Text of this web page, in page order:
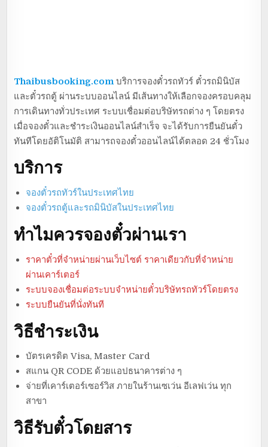
Thaibusbooking.com บริการจองตั๋วรถทัวร์ ตั๋วรถมินิบัส
และตั๋วรถตู้ ผ่านระบบออนไลน์ มีเส้นทางให้เลือกจองครอบคลุม
การเดินทางทั่วประเทศ ระบบเชื่อมต่อบริษัทรถต่าง ๆ โดยตรง
เมื่อจองตั๋วและชำระเงินออนไลน์สำเร็จ จะได้รับการยืนยันตั๋ว
ทันทีโดยอัติโนมัติ สามารถจองตั๋วออนไลน์ได้ตลอด 24 ชั่วโมง
บริการ
จองตั๋วรถทัวร์ในประเทศไทย
จองตั๋วรถตู้และรถมินิบัสในประเทศไทย
ทำไมควรจองตั๋วผ่านเรา
ราคาตั๋วที่จำหน่ายผ่านเว็บไซต์ ราคาเดียวกับที่จำหน่าย
ผ่านเคาร์เตอร์
ระบบจองเชื่อมต่อระบบจำหน่ายตั๋วบริษัทรถทัวร์โดยตรง
ระบบยืนยันที่นั่งทันที
วิธีชำระเงิน
บัตรเครดิต Visa, Master Card
สแกน QR CODE ด้วยแอปธนาคารต่าง ๆ
จ่ายที่เคาร์เตอร์เซอร์วิส ภายในร้านเซเว่น อีเลฟเว่น ทุก
สาขา
วิธีรับตั๋วโดยสาร